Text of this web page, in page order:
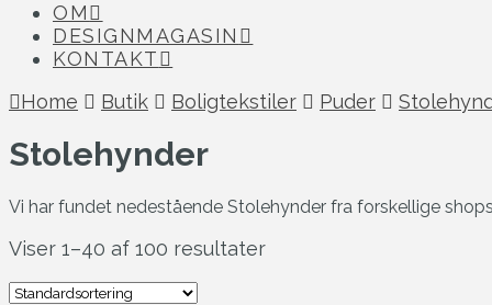
OM
DESIGNMAGASIN
KONTAKT
Home
Butik Boligtekstiler Puder
Stolehynder
Vi har fundet nedestående Stolehynder fra forskellige shops
Viser 1–40 af 100 resultater